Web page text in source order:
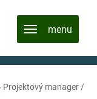
Projektový manager /